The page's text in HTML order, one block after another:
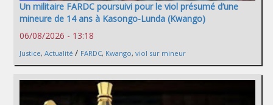
Un militaire FARDC poursuivi pour le viol présumé d’une
mineure de 14 ans à Kasongo-Lunda (Kwango)
06/08/2026 - 13:18
Justice, Actualité / FARDC, Kwango, viol sur mineur